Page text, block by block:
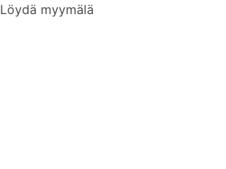
Löydä myymälä